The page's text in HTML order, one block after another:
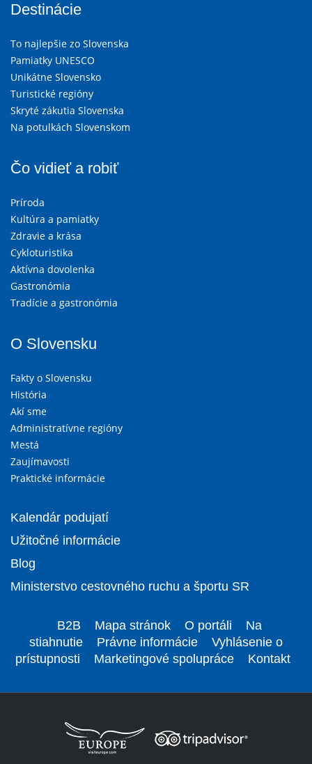
Destinácie
To najlepšie zo Slovenska
Pamiatky UNESCO
Unikátne Slovensko
Turistické regióny
Skryté zákutia Slovenska
Na potulkách Slovenskom
Čo vidieť a robiť
Príroda
Kultúra a pamiatky
Zdravie a krása
Cykloturistika
Aktívna dovolenka
Gastronómia
Tradície a gastronómia
O Slovensku
Fakty o Slovensku
História
Akí sme
Administratívne regióny
Mestá
Zaujímavosti
Praktické informácie
Kalendár podujatí
Užitočné informácie
Blog
Ministerstvo cestovného ruchu a športu SR
B2B Mapa stránok O portáli
Na
stiahnutie
Právne informácie
Vyhlásenie o
prístupnosti
Marketingové spolupráce Kontakt